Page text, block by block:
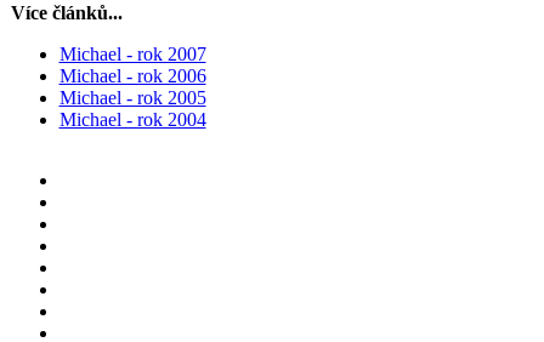
Více článků...
Michael - rok 2007
Michael - rok 2006
Michael - rok 2005
Michael - rok 2004